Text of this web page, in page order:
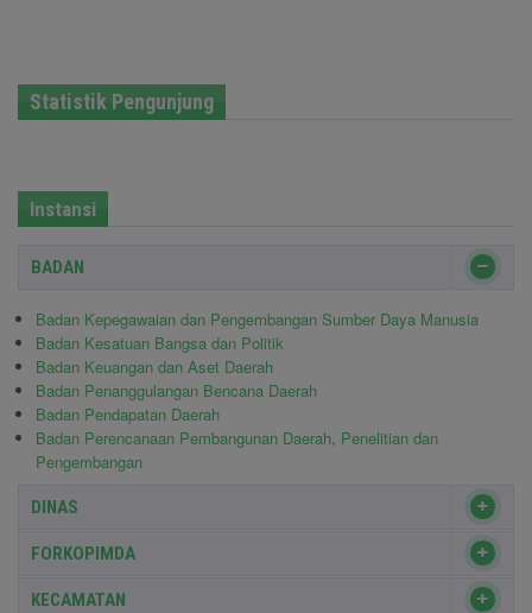
Statistik Pengunjung
Instansi
BADAN
Badan Kepegawaian dan Pengembangan Sumber Daya Manusia
Badan Kesatuan Bangsa dan Politik
Badan Keuangan dan Aset Daerah
Badan Penanggulangan Bencana Daerah
Badan Pendapatan Daerah
Badan Perencanaan Pembangunan Daerah, Penelitian dan
Pengembangan
DINAS
FORKOPIMDA
KECAMATAN